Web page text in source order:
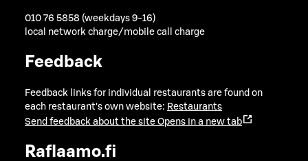
010 76 5858 (weekdays 9-16)
local network charge/mobile call charge
Feedback
Feedback links for individual restaurants are found on
each restaurant's own website: Restaurants
Send feedback about the site Opens in a new tab
Raflaamo.fi